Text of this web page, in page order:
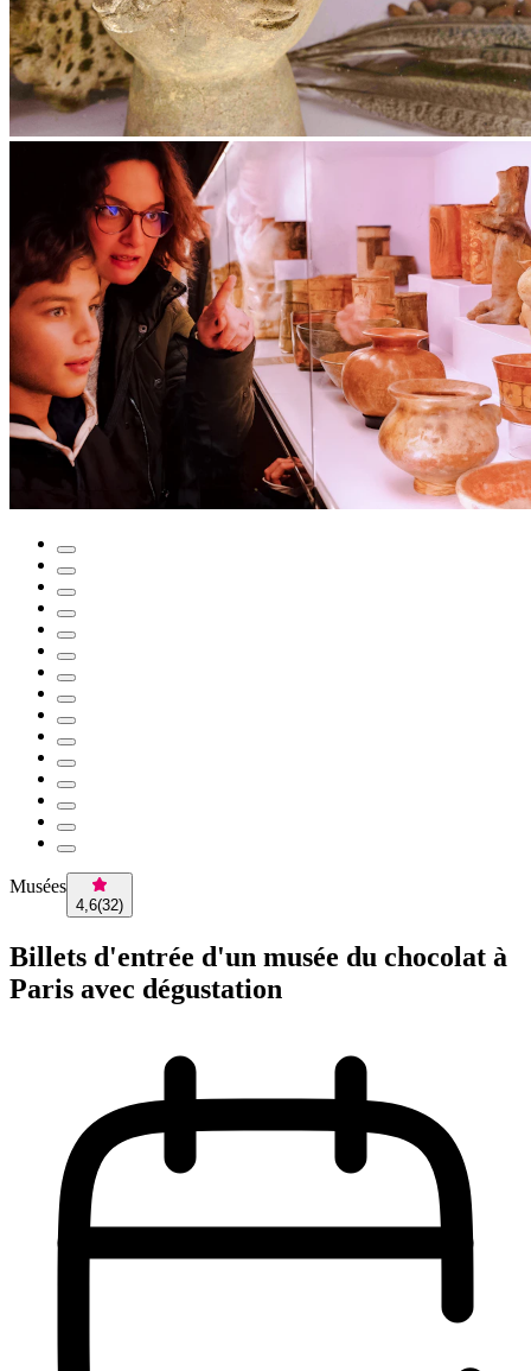
Musées
4,6(32)
Billets d'entrée d'un musée du chocolat à
Paris avec dégustation